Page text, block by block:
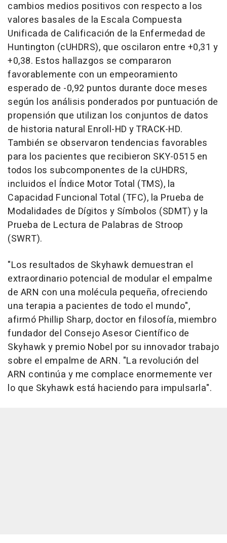
cambios medios positivos con respecto a los
valores basales de la Escala Compuesta
Unificada de Calificación de la Enfermedad de
Huntington (cUHDRS), que oscilaron entre +0,31 y
+0,38. Estos hallazgos se compararon
favorablemente con un empeoramiento
esperado de -0,92 puntos durante doce meses
según los análisis ponderados por puntuación de
propensión que utilizan los conjuntos de datos
de historia natural Enroll-HD y TRACK-HD.
También se observaron tendencias favorables
para los pacientes que recibieron SKY-0515 en
todos los subcomponentes de la cUHDRS,
incluidos el Índice Motor Total (TMS), la
Capacidad Funcional Total (TFC), la Prueba de
Modalidades de Dígitos y Símbolos (SDMT) y la
Prueba de Lectura de Palabras de Stroop
(SWRT).
"Los resultados de Skyhawk demuestran el
extraordinario potencial de modular el empalme
de ARN con una molécula pequeña, ofreciendo
una terapia a pacientes de todo el mundo",
afirmó Phillip Sharp, doctor en filosofía, miembro
fundador del Consejo Asesor Científico de
Skyhawk y premio Nobel por su innovador trabajo
sobre el empalme de ARN. "La revolución del
ARN continúa y me complace enormemente ver
lo que Skyhawk está haciendo para impulsarla".